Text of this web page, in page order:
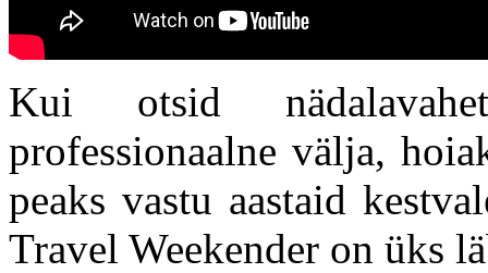
Kui otsid
professionaalne välja,
peaks vastu aastaid
Travel Weekender on üks